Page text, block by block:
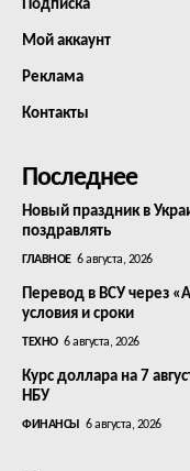
Подписка
Мой аккаунт
Реклама
Контакты
Последнее
Новый праздник в
поздравлять
ГЛАВНОЕ 6 августа, 2026
Перевод в ВСУ через
условия и сроки
ТЕХНО 6 августа, 2026
Курс доллара на 7
НБУ
ФИНАНСЫ 6 августа, 2026